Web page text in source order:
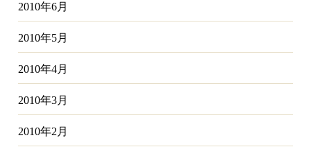
2010年6月
2010年5月
2010年4月
2010年3月
2010年2月